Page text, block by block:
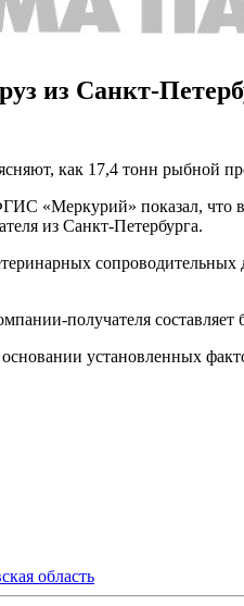
из Санкт-
как 17,4 тонн рыбной
«Меркурий» показал,
из Санкт-Петербурга.
получателя
основании установленных
область